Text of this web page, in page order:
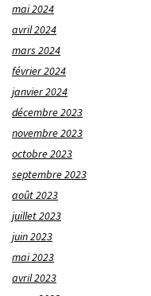
mai 2024
avril 2024
mars 2024
février 2024
janvier 2024
décembre 2023
novembre 2023
octobre 2023
septembre 2023
août 2023
juillet 2023
juin 2023
mai 2023
avril 2023